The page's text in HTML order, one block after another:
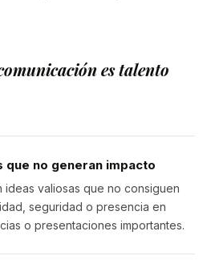
es talento
que no generan impacto
ideas valiosas que no consiguen
seguridad o presencia en
o presentaciones importantes.